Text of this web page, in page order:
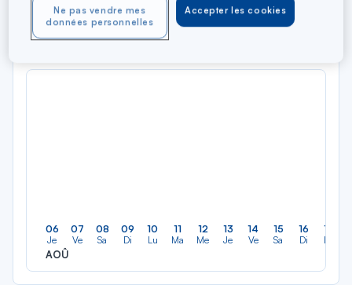
Précédent
AOÛ 2026
N/A*
Aller / Retour — Économique
06
Je
AOÛ
07
Ve
08
Sa
09
Di
10
Lu
11
Ma
12
Me
13
Je
14
Ve
15
Sa
16
Di
17
Lu
Accepter les cookies
Ne pas vendre mes
données personnelles